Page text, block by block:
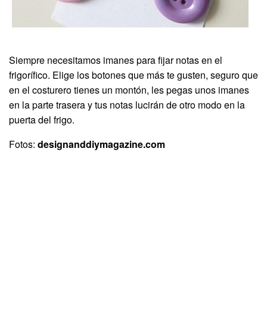
Siempre necesitamos imanes para fijar notas en el
frigorífico. Elige los botones que más te gusten, seguro que
en el costurero tienes un montón, les pegas unos imanes
en la parte trasera y tus notas lucirán de otro modo en la
puerta del frigo.
Fotos: designanddiymagazine.com